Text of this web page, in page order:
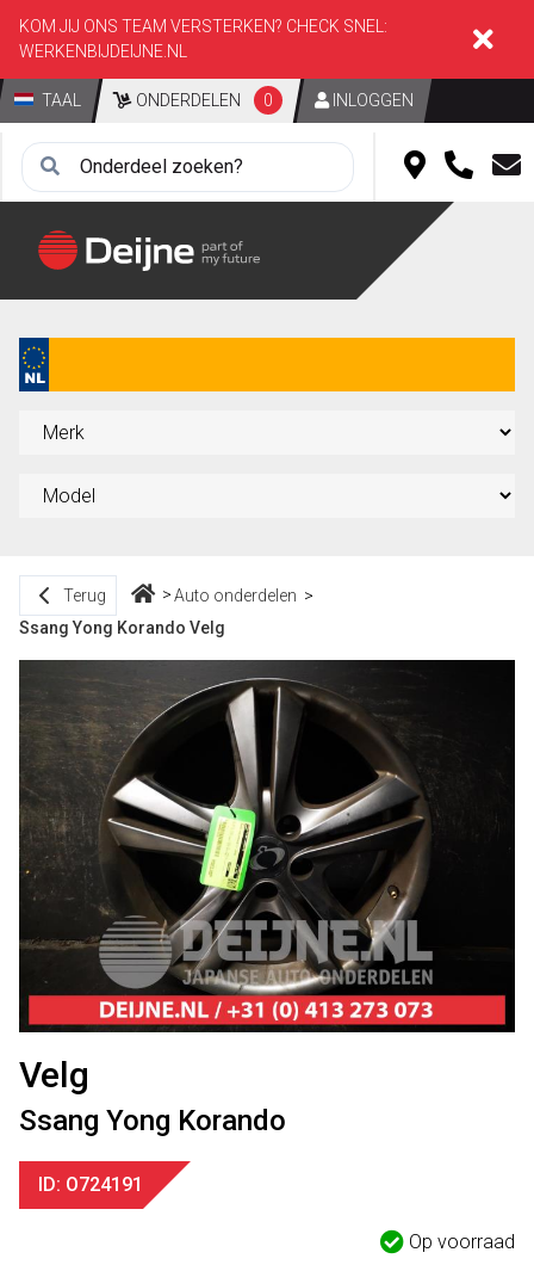
KOM JIJ ONS TEAM VERSTERKEN? CHECK SNEL:
WERKENBIJDEIJNE.NL
TAAL ONDERDELEN 0 INLOGGEN
Terug
Auto onderdelen
Ssang Yong Korando Velg
Velg
Ssang Yong Korando
ID: O724191
Op voorraad